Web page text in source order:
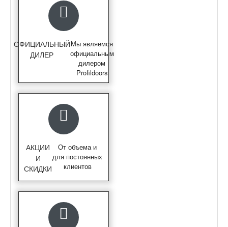
ОФИЦИАЛЬНЫЙ
ДИЛЕР
Мы являемся
официальным
дилером
Profildoors
АКЦИИ
И
СКИДКИ
От объема и
для постоянных
клиентов